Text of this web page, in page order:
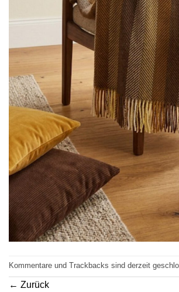
Kommentare und Trackbacks sind derzeit
← Zurück